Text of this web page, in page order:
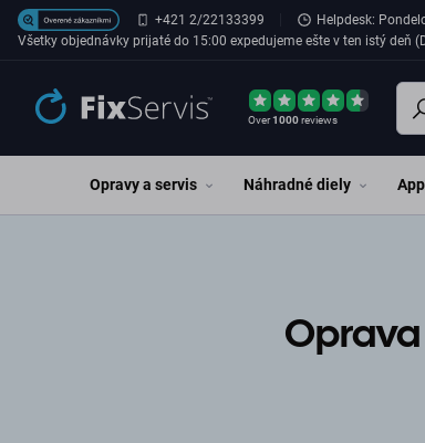
Preskočiť na hlavný obsah+421 2/22133399 Helpdesk:
Všetky objednávky prijaté do 15:00 expedujeme ešte v ten istý deň
Over1000reviews
Opravy a servis Náhradné diely
Oprava